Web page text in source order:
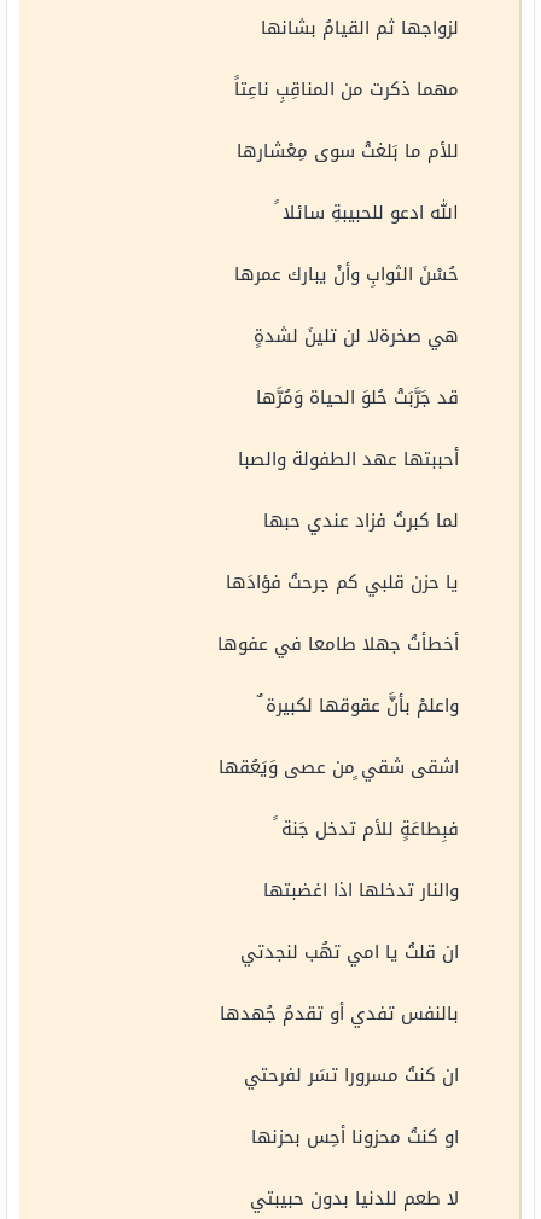
لزواجها ثم القيامُ بشانها
مهما ذكرت من المناقِبِ ناعِتاً
للأم ما بَلغتْ سوى مِعْشارها
الله ادعو للحبيبةِ سائلا ً
حُسْنَ الثوابِ وأنْ يبارك عمرها
هي صخرةلا لن تلينَ لشدةٍ
قد جَرَّبَتْ حُلوَ الحياة وَمُرَّها
أحببتها عهد الطفولة والصبا
لما كبرتُ فزاد عندي حبها
يا حزن قلبي كم جرحتُ فؤادَها
أخطأتُ جهلا طامعا في عفوها
واعلمْ بأنَّ عقوقها لكبيرة ٌ
اشقى شقي ٍمن عصى وَيَعُقها
فبِطاعَةٍ للأم تدخل جَنة ً
والنار تدخلها اذا اغضبتها
ان قلتُ يا امي تهُب لنجدتي
بالنفس تفدي أو تقدمُ جُهدها
ان كنتُ مسرورا تسَر لفرحتي
او كنتُ محزونا أحِس بحزنها
لا طعم للدنيا بدون حبيبتي